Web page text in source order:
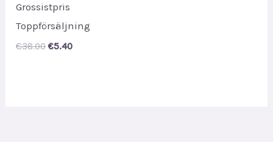
Grossistpris
Toppförsäljning
€38.00 Original
€5.40Current